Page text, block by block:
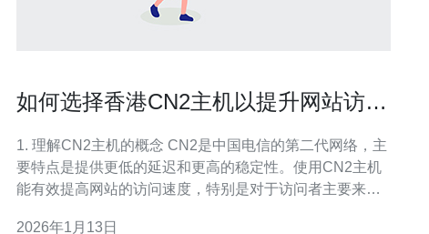
如何选择香港CN2主机以提升网站访问
1. 理解CN2主机的概念 CN2是中国电信的第二代网络，主
要特点是提供更低的延迟和更高的稳定性。使用CN2主机
能有效提高网站的访问速度，特别是对于访问者主要来自
2026年1月13日